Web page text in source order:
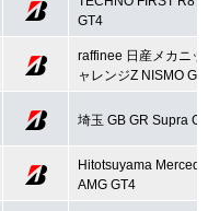
GT4
raffinee 日産メカニッ
ャレンジZ NISMO
埼玉 GB GR Supra
Hitotsuyama
AMG GT4